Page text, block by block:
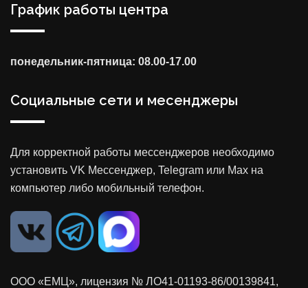
График работы центра
понедельник-пятница: 08.00-17.00
Социальные сети и месенджеры
Для корректной работы мессенджеров необходимо
установить VK Мессенджер, Telegram или Max на
компьютер либо мобильный телефон.
ООО «ЕМЦ», лицензия № ЛО41-01193-86/00139841,